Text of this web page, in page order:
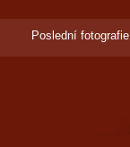
Poslední fotografie